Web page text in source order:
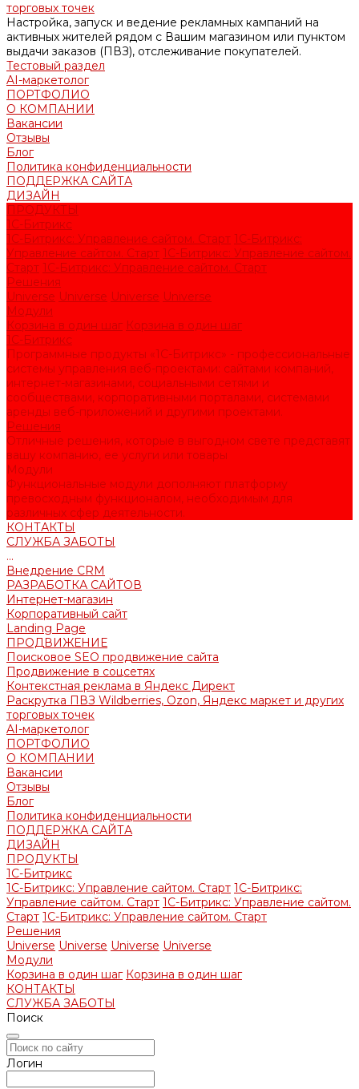
торговых точек
Настройка, запуск и ведение рекламных кампаний на
активных жителей рядом с Вашим магазином или пунктом
выдачи заказов (ПВЗ), отслеживание покупателей.
Тестовый раздел
AI-маркетолог
ПОРТФОЛИО
О КОМПАНИИ
Вакансии
Отзывы
Блог
Политика конфиденциальности
ПОДДЕРЖКА САЙТА
ДИЗАЙН
ПРОДУКТЫ
1С-Битрикс
1С-Битрикс: Управление сайтом. Старт 1С-Битрикс:
Управление сайтом. Старт 1С-Битрикс: Управление сайтом.
Старт 1С-Битрикс: Управление сайтом. Старт
Решения
Universe Universe Universe Universe
Модули
Корзина в один шаг Корзина в один шаг
1С-Битрикс
Программные продукты «1С-Битрикс» - профессиональные
системы управления веб-проектами: сайтами компаний,
интернет-магазинами, социальными сетями и
сообществами, корпоративными порталами, системами
аренды веб-приложений и другими проектами.
Решения
Отличные решения, которые в выгодном свете представят
вашу компанию, ее услуги или товары
Модули
Функциональные модули дополняют платформу
превосходным функционалом, необходимым для
различных сфер деятельности.
КОНТАКТЫ
СЛУЖБА ЗАБОТЫ
...
Внедрение CRM
РАЗРАБОТКА САЙТОВ
Интернет-магазин
Корпоративный сайт
Landing Page
ПРОДВИЖЕНИЕ
Поисковое SEO продвижение сайта
Продвижение в соцсетях
Контекстная реклама в Яндекс Директ
Раскрутка ПВЗ Wildberries, Ozon, Яндекс маркет и других
торговых точек
AI-маркетолог
ПОРТФОЛИО
О КОМПАНИИ
Вакансии
Отзывы
Блог
Политика конфиденциальности
ПОДДЕРЖКА САЙТА
ДИЗАЙН
ПРОДУКТЫ
1С-Битрикс
1С-Битрикс: Управление сайтом. Старт 1С-Битрикс:
Управление сайтом. Старт 1С-Битрикс: Управление сайтом.
Старт 1С-Битрикс: Управление сайтом. Старт
Решения
Universe Universe Universe Universe
Модули
Корзина в один шаг Корзина в один шаг
КОНТАКТЫ
СЛУЖБА ЗАБОТЫ
Поиск
Логин